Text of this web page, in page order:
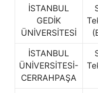
İSTANBUL
GEDİK
ÜNİVERSİTESİ
İSTANBUL
ÜNİVERSİTESİ-
CERRAHPAŞA